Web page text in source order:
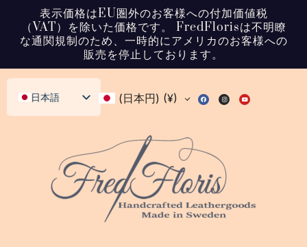
表示価格はEU圏外のお客様への付加価値税
（VAT）を除いた価格です。 FredFlorisは不明瞭
な通関規制のため、一時的にアメリカのお客様への
販売を停止しております。
日本語
English (UK)
Deutsch
Français
(日本円) (¥)